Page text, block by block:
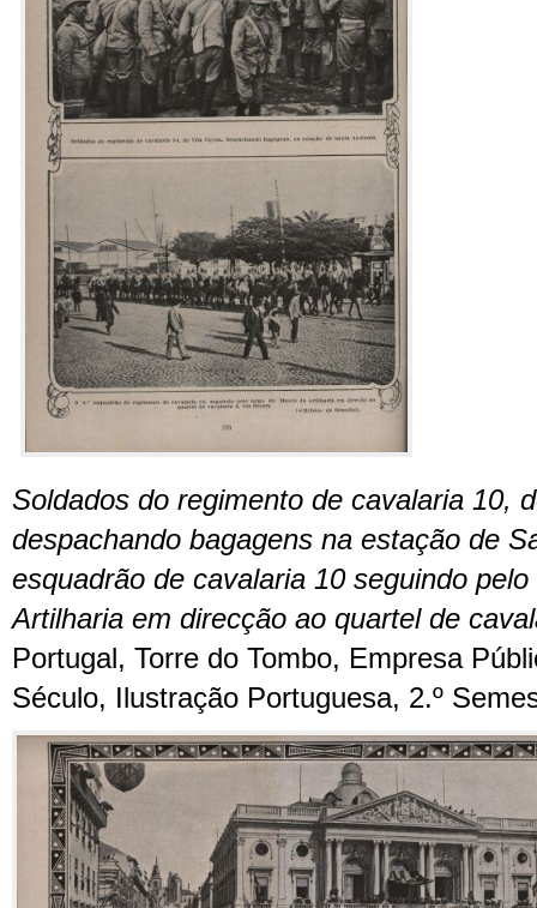
Soldados do regimento de cavalaria 10,
despachando bagagens na estação de
esquadrão de cavalaria 10 seguindo
Artilharia em direcção ao quartel de
Portugal, Torre do Tombo, Empresa
Século, Ilustração Portuguesa, 2.º